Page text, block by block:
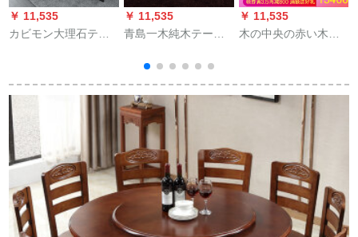
￥ 11,535
カビモン大理石テー
ットの中のホワイト
（大理石のテーブ
ル）+ブラックスタン
ド1.6 m大理石テーブ
ル+6つのテーブル
￥ 11,535
青島一木純木テーブ
ーブルテーブルとテ
ーブル北欧モダンテ
ーブルとテーブルの
組み合わせテーブル
巨脚テーブルシリプ
ロ洋食テーブル家具
BX 01テーブル1260
テーブル四つの椅子
￥ 11,535
木の中央の赤い木の
ミの紫檀）の食卓の
椅子は純粋な木の円
の食事のテーブルと
椅子のセットを組み
合わせて、中国式の
象の首の食事の椅子
の1.6メートルの円い
テーブルの直径の1.6
メートルの円いテー